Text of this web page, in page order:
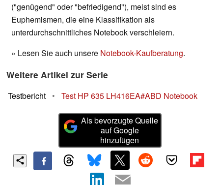
("genügend" oder "befriedigend"), meist sind es
Euphemismen, die eine Klassifikation als
unterdurchschnittliches Notebook verschleiern.
» Lesen Sie auch unsere Notebook-Kaufberatung.
Weitere Artikel zur Serie
Testbericht • Test HP 635 LH416EA#ABD Notebook
Als bevorzugte Quelle
auf Google
hinzufügen